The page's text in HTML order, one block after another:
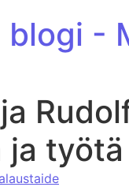
blogi -
ja työtä